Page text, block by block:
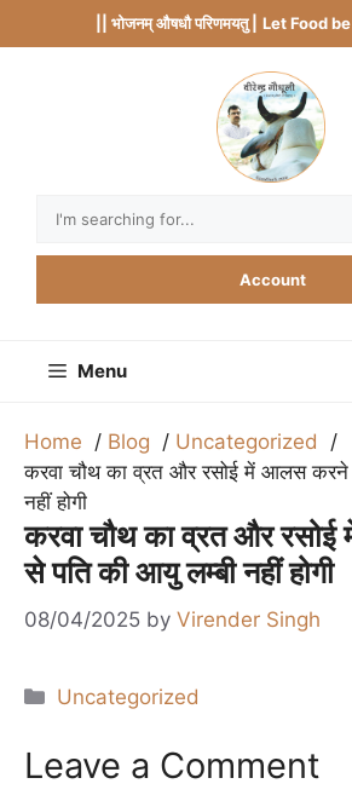
to
|| भोजनम् औषधौ परिणमयतु | Let Food
Account
Menu
Home Blog
Uncategorized
करवा चौथ का व्रत और रसोई में आलस करने
नहीं होगी
करवा चौथ का व्रत और
से पति की आयु लम्बी नहीं होगी
08/04/2025 by Virender Singh
Categories
Uncategorized
Leave a Comment